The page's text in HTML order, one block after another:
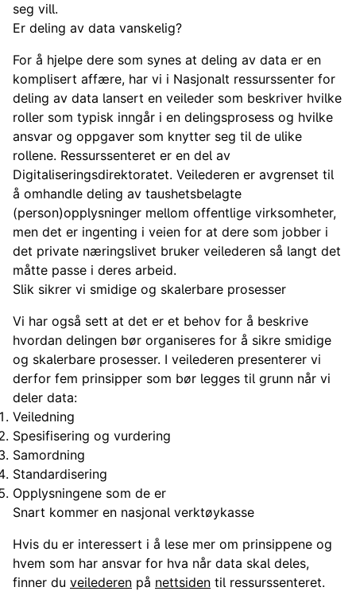
seg vill.
Er deling av data vanskelig?
For å hjelpe dere som synes at deling av data er en
komplisert affære, har vi i Nasjonalt ressurssenter for
deling av data lansert en veileder som beskriver hvilke
roller som typisk inngår i en delingsprosess og hvilke
ansvar og oppgaver som knytter seg til de ulike
rollene. Ressurssenteret er en del av
Digitaliseringsdirektoratet. Veilederen er avgrenset til
å omhandle deling av taushetsbelagte
(person)opplysninger mellom offentlige virksomheter,
men det er ingenting i veien for at dere som jobber i
det private næringslivet bruker veilederen så langt det
måtte passe i deres arbeid.
Slik sikrer vi smidige og skalerbare prosesser
Vi har også sett at det er et behov for å beskrive
hvordan delingen bør organiseres for å sikre smidige
og skalerbare prosesser. I veilederen presenterer vi
derfor fem prinsipper som bør legges til grunn når vi
deler data:
Veiledning
Spesifisering og vurdering
Samordning
Standardisering
Opplysningene som de er
Snart kommer en nasjonal verktøykasse
Hvis du er interessert i å lese mer om prinsippene og
hvem som har ansvar for hva når data skal deles,
finner du veilederen på nettsiden til ressurssenteret.